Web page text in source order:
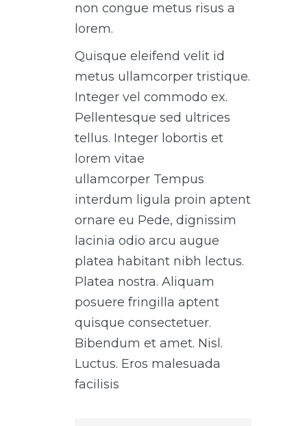
non congue metus risus a
lorem.
Quisque eleifend velit id
metus ullamcorper tristique.
Integer vel commodo ex.
Pellentesque sed ultrices
tellus. Integer lobortis et
lorem vitae
ullamcorper Tempus
interdum ligula proin aptent
ornare eu Pede, dignissim
lacinia odio arcu augue
platea habitant nibh lectus.
Platea nostra. Aliquam
posuere fringilla aptent
quisque consectetuer.
Bibendum et amet. Nisl.
Luctus. Eros malesuada
facilisis